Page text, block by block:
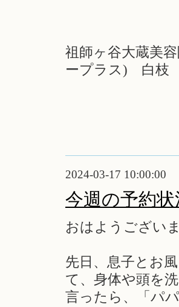
祖師ヶ谷大蔵美容
ープラス) 白枝
2024-03-17 10:00:00
今週の予約
おはようござい
先日、息子とお
て、身体や頭を
言ったら、「パ